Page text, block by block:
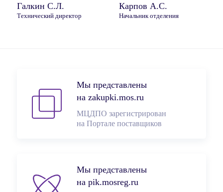
Галкин С.Л.
Технический директор
Карпов А.С.
Начальник отделения
Мы представлены
на zakupki.mos.ru
МЦДПО зарегистрирован
на Портале поставщиков
Мы представлены
на pik.mosreg.ru